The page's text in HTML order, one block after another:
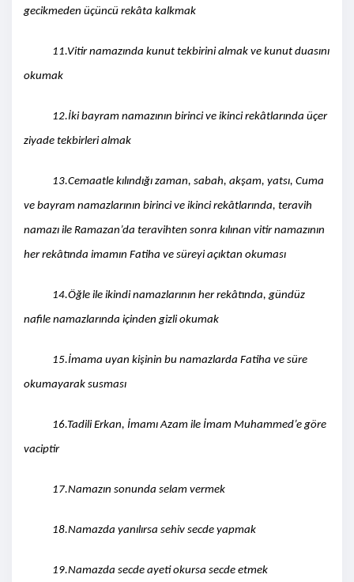
gecikmeden üçüncü rekâta kalkmak
11.Vitir namazında kunut tekbirini almak ve kunut duasını
okumak
12.İki bayram namazının birinci ve ikinci rekâtlarında üçer
ziyade tekbirleri almak
13.Cemaatle kılındığı zaman, sabah, akşam, yatsı, Cuma
ve bayram namazlarının birinci ve ikinci rekâtlarında, teravih
namazı ile Ramazan’da teravihten sonra kılınan vitir namazının
her rekâtında imamın Fatiha ve süreyi açıktan okuması
14.Öğle ile ikindi namazlarının her rekâtında, gündüz
nafile namazlarında içinden gizli okumak
15.İmama uyan kişinin bu namazlarda Fatiha ve süre
okumayarak susması
16.Tadili Erkan, İmamı Azam ile İmam Muhammed’e göre
vaciptir
17.Namazın sonunda selam vermek
18.Namazda yanılırsa sehiv secde yapmak
19.Namazda secde ayeti okursa secde etmek